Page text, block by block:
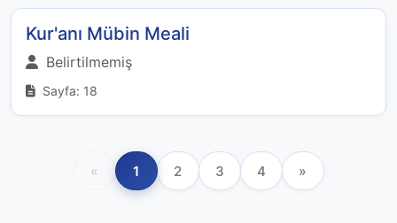
Kur'anı Mübin Meali
Belirtilmemiş
Sayfa: 18
« 1 2 3 4 »